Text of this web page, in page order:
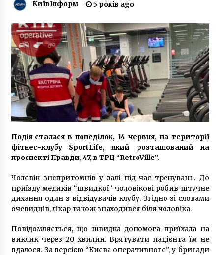
8 років ago
Заарештовано шість учасників перестрілки в
Броварах
6 років ago
НАТО найближчим часом може розглянути
можливість перехоплення ракет над
Україною
2 роки ago
Де в Києві найбільший трафік? (СПИСОК
6 років ago
виборів”
7 років ago
Київського бізнесмена пограбували в пункті
5 років ago
КиївІнформ 5 років ago
Подія сталася в понеділок, 14 червня, на території
фітнес-клубу SportLife, який розташований на
проспекті Правди, 47, в ТРЦ “RetroVille”.
Чоловік знепритомнів у залі під час тренувань. До
приїзду медиків “швидкої” чоловікові робив штучне
дихання один з відвідувачів клубу. Згідно зі словами
очевидців, лікар також знаходився біля чоловіка.
Повідомляється, що швидка допомога приїхала на
виклик через 20 хвилин. Врятувати пацієнта їм не
вдалося. За версією “Києва оперативного”, у бригади